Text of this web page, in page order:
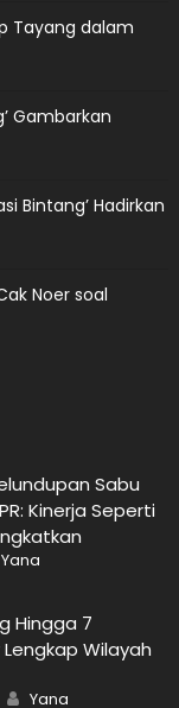
Tayang dalam
Gambarkan
Bintang’ Hadirkan
Noer soal
Sabu
Kinerja Seperti
Author
Yana
Hingga 7
Wilayah
Author
Yana